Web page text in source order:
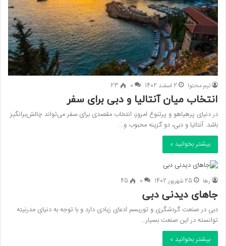
تیم محتوا 2 اسفند 1402 0
23
انتخاب میان آنتالیا و دبی برای سفر
در دنیای پرهیاهو و پرتنوع امروز، انتخاب مقصدی برای سفر می‌تواند چالش‌برانگیز
باشد. آنتالیا و دبی، دو گزینه محبوب و…
بیشتر بخوانید »
رها 25 شهریور 1402 0
45
جاهای دیدنی دبی
دبی در صنعت گردشگری و توریسم ادعای زیادی دارد و با توجه به دنیای مدرنیته
توانسته در این صنعت بسیار…
بیشتر بخوانید »